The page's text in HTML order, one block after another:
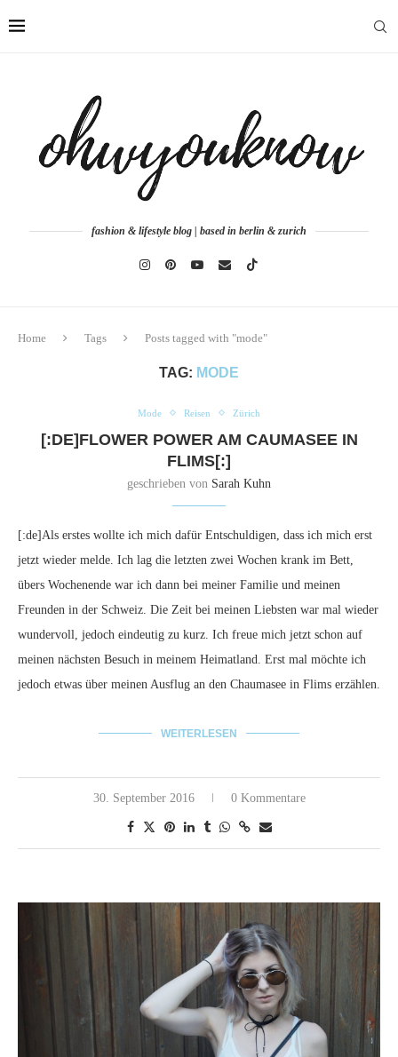
fashion & lifestyle blog | based in berlin & zurich
Home Tags Posts tagged with "mode"
TAG: MODE
Mode Reisen Zürich
[:DE]FLOWER POWER AM CAUMASEE IN
FLIMS[:]
geschrieben von Sarah Kuhn
[:de]Als erstes wollte ich mich dafür Entschuldigen, dass ich mich erst
jetzt wieder melde. Ich lag die letzten zwei Wochen krank im Bett,
übers Wochenende war ich dann bei meiner Familie und meinen
Freunden in der Schweiz. Die Zeit bei meinen Liebsten war mal wieder
wundervoll, jedoch eindeutig zu kurz. Ich freue mich jetzt schon auf
meinen nächsten Besuch in meinem Heimatland. Erst mal möchte ich
jedoch etwas über meinen Ausflug an den Chaumasee in Flims erzählen.
WEITERLESEN
30. September 2016 0 Kommentare